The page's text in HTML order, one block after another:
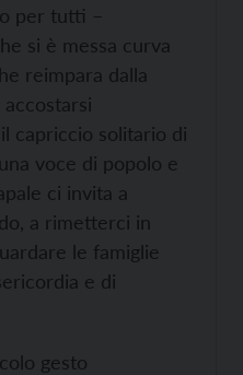
per tutti –
si è messa curva
reimpara dalla
capriccio solitario di
voce di popolo e
ci invita a
a rimetterci in
le famiglie
e di
gesto